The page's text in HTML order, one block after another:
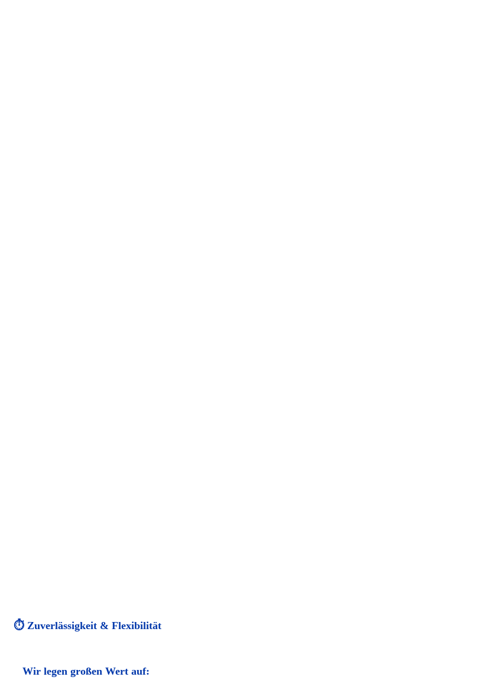
⏱️ Zuverlässigkeit & Flexibilität
Wir legen großen Wert auf: